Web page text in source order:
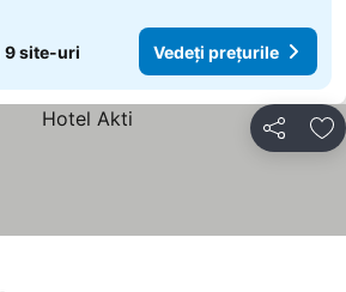
9 site-uri Vedeți prețurile
Distribuiți